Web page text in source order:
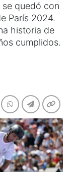
quedó con
París 2024.
historia de
cumplidos.